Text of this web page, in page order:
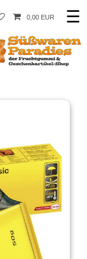
0,00 EUR ☰